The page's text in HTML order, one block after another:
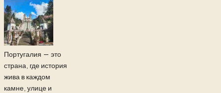
Португалия — это
страна, где история
жива в каждом
камне, улице и